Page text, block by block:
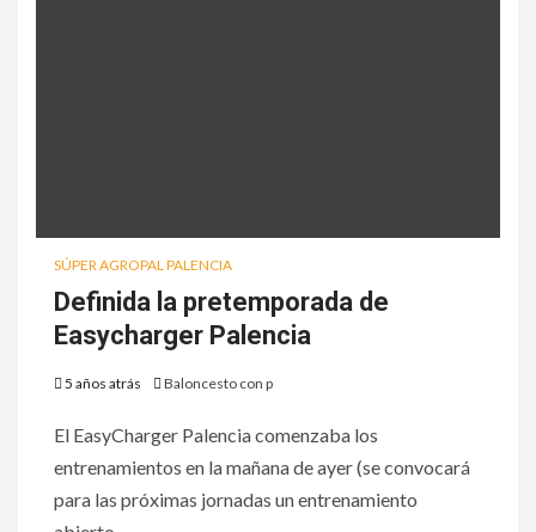
SÚPER AGROPAL PALENCIA
Definida la pretemporada de
Easycharger Palencia
5 años atrás Baloncesto con p
El EasyCharger Palencia comenzaba los
entrenamientos en la mañana de ayer (se convocará
para las próximas jornadas un entrenamiento